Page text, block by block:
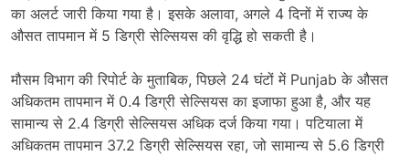
का अलर्ट जारी किया गया है। इसके अलावा, अगले 4 दिनों में राज्य के
औसत तापमान में 5 डिग्री सेल्सियस की वृद्धि हो सकती है।
मौसम विभाग की रिपोर्ट के मुताबिक, पिछले 24 घंटों में Punjab के औसत
अधिकतम तापमान में 0.4 डिग्री सेल्सियस का इजाफा हुआ है, और यह
सामान्य से 2.4 डिग्री सेल्सियस अधिक दर्ज किया गया। पटियाला में
अधिकतम तापमान 37.2 डिग्री सेल्सियस रहा, जो सामान्य से 5.6 डिग्री